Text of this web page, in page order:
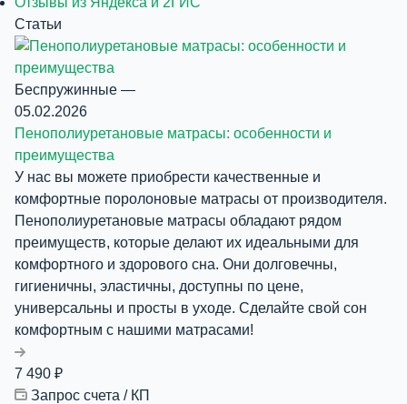
Статьи
Беспружинные —
05.02.2026
Пенополиуретановые матрасы: особенности и
преимущества
У нас вы можете приобрести качественные и
комфортные поролоновые матрасы от производителя.
Пенополиуретановые матрасы обладают рядом
преимуществ, которые делают их идеальными для
комфортного и здорового сна. Они долговечны,
гигиеничны, эластичны, доступны по цене,
универсальны и просты в уходе. Сделайте свой сон
комфортным с нашими матрасами!
7 490 ₽
Запрос счета / КП